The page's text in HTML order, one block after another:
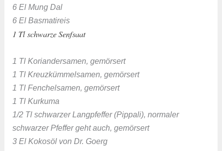
6 El Mung Dal
6 El Basmatireis
1 Tl schwarze Senfsaat
1 Tl Koriandersamen, gemörsert
1 Tl Kreuzkümmelsamen, gemörsert
1 Tl Fenchelsamen, gemörsert
1 Tl Kurkuma
1/2 Tl schwarzer Langpfeffer (Pippali), normaler
schwarzer Pfeffer geht auch, gemörsert
3 El Kokosöl von Dr. Goerg